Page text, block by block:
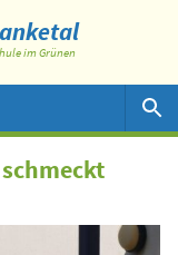
im Grünen